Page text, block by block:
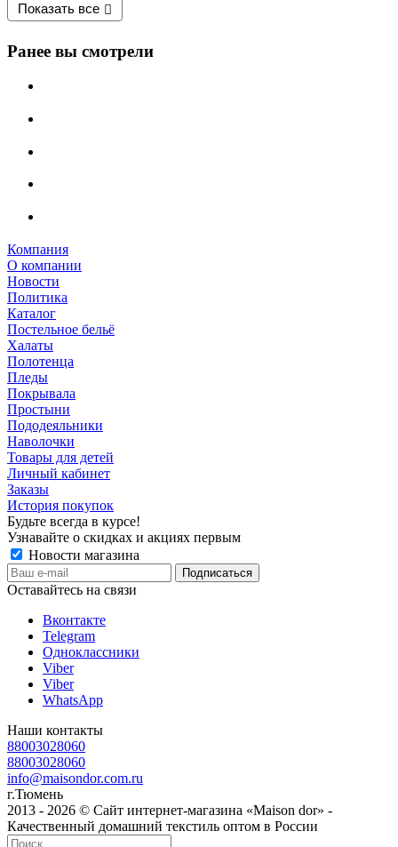
Показать все
Ранее вы смотрели
Компания
О компании
Новости
Политика
Каталог
Постельное бельё
Халаты
Полотенца
Пледы
Покрывала
Простыни
Пододеяльники
Наволочки
Товары для детей
Личный кабинет
Заказы
История покупок
Будьте всегда в курсе!
Узнавайте о скидках и акциях первым
Новости магазина
Оставайтесь на связи
Вконтакте
Telegram
Одноклассники
Viber
Viber
WhatsApp
Наши контакты
88003028060
88003028060
info@maisondor.com.ru
г.Тюмень
2013 - 2026 © Сайт интернет-магазина «Maison dor» -
Качественный домашний текстиль оптом в России